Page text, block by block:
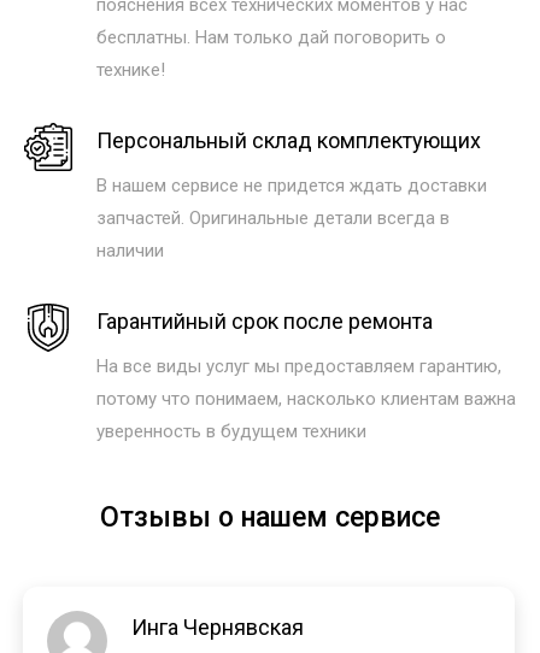
бесплатны. Нам только дай поговорить о
технике!
Персональный склад комплектующих
В нашем сервисе не придется ждать доставки
запчастей. Оригинальные детали всегда в
наличии
Гарантийный срок после ремонта
На все виды услуг мы предоставляем гарантию,
потому что понимаем, насколько клиентам важна
уверенность в будущем техники
Отзывы о нашем сервисе
Инга Чернявская